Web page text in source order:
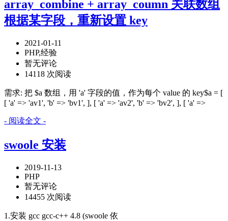
array_combine + array_coumn 关联数组
根据某字段，重新设置 key
2021-01-11
PHP,经验
暂无评论
14118 次阅读
需求: 把 $a 数组，用 'a' 字段的值，作为每个 value 的 key$a = [
[ 'a' => 'av1', 'b' => 'bv1', ], [ 'a' => 'av2', 'b' => 'bv2', ], [ 'a' =>
- 阅读全文 -
swoole 安装
2019-11-13
PHP
暂无评论
14455 次阅读
1.安装 gcc gcc-c++ 4.8 (swoole 依